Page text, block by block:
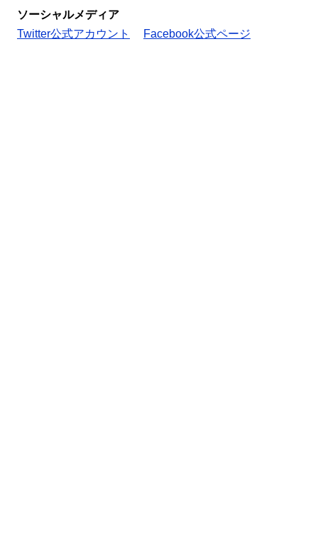
ソーシャルメディア
Twitter公式アカウント
Facebook公式ページ